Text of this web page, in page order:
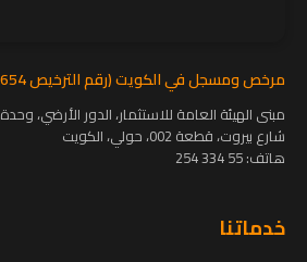
مرخص ومسجل في الكويت (رقم الترخيص 2017/3654)
مبنى الهيئة العامة للاستثمار، الدور الأرضي، وحدة 0007
شارع بيروت، قطعة 002، حولي، الكويت
هاتف:55 334 254
خدماتنا